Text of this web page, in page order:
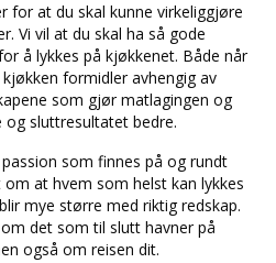
for at du skal kunne virkeliggjøre
Vi vil at du skal ha så gode
å lykkes på kjøkkenet. Både når
formidler avhengig av
som gjør matlagingen og
og sluttresultatet bedre.
som finnes på og rundt
at hvem som helst kan lykkes
mye større med riktig redskap.
det som til slutt havner på
også om reisen dit.